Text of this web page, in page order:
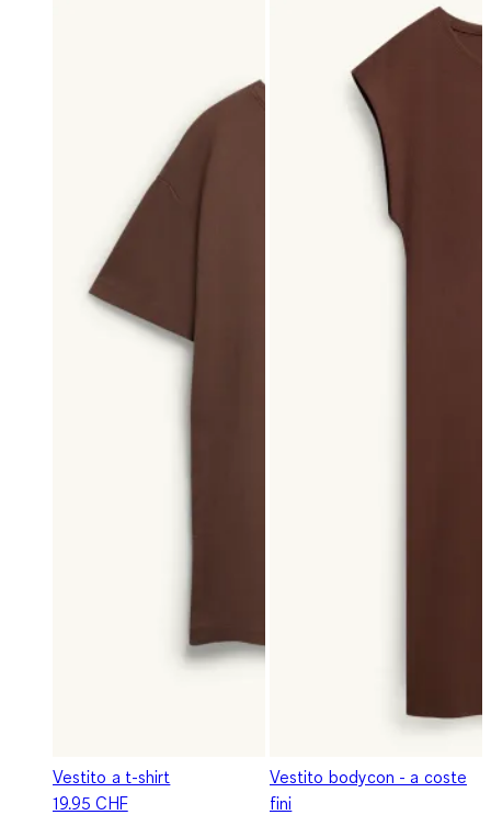
Vestito a t-shirt
19.95 CHF
Vestito bodycon - a coste
fini